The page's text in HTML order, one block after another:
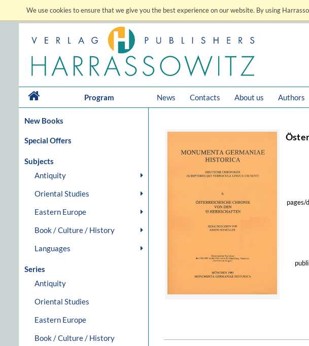
We use cookies to ensure that we give you the best experience on our website. By using
Program News Contacts About us Authors
New Books
Special Offers
Subjects
Antiquity
Oriental Studies
Eastern Europe
Book / Culture / History
Languages
Series
Antiquity
Oriental Studies
Eastern Europe
Book / Culture / History
pages/